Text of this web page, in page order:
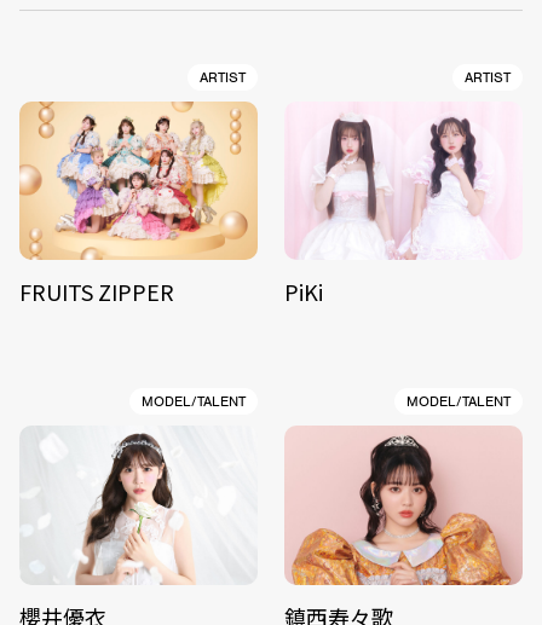
ARTIST
FRUITS ZIPPER
ARTIST
PiKi
MODEL/TALENT
櫻井優衣
MODEL/TALENT
鎮西寿々歌